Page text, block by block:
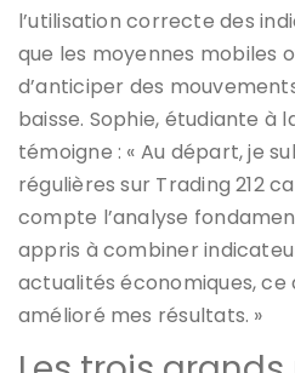
l’utilisation correcte des
que les moyennes mobiles
d’anticiper des
baisse. Sophie, étudiante à
témoigne : « Au départ, je
régulières sur Trading 212
compte l’analyse
appris à combiner
actualités économiques, ce
amélioré mes résultats. »